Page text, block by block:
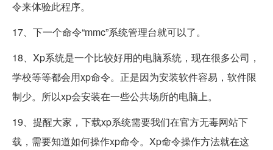
令来体验此程序。
17、下一个命令“mmc”系统管理台就可以了。
18、Xp系统是一个比较好用的电脑系统，现在很多公司，
学校等等都会用xp命令。正是因为安装软件容易，软件限
制少。所以xp会安装在一些公共场所的电脑上。
19、提醒大家，下载xp系统需要我们在官方无毒网站下
载，需要知道如何操作xp命令。Xp命令操作方法就在这